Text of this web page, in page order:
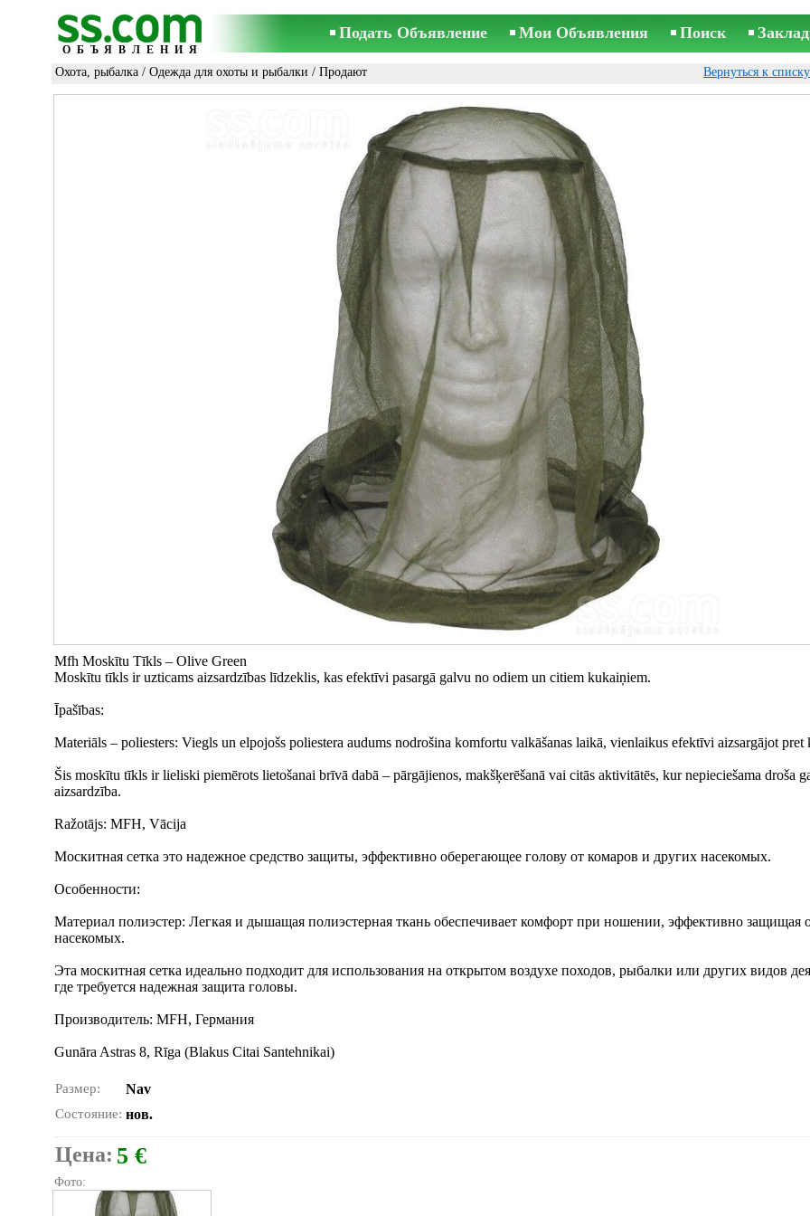
ОБЪЯВЛЕНИЯ
Подать Объявление Мои Объявления Поиск
Охота, рыбалка / Одежда для охоты и рыбалки / Продают Вернуться к
Mfh Moskītu Tīkls – Olive Green
Moskītu tīkls ir uzticams aizsardzības līdzeklis, kas efektīvi pasargā galvu no odiem un citiem kukaiņiem.
Īpašības:
Materiāls – poliesters: Viegls un elpojošs poliestera audums nodrošina komfortu valkāšanas laikā, vienlaikus efektīvi aizsargājot pret
Šis moskītu tīkls ir lieliski piemērots lietošanai brīvā dabā – pārgājienos, makšķerēšanā vai citās aktivitātēs, kur nepieciešama droša
aizsardzība.
Ražotājs: MFH, Vācija
Москитная сетка это надежное средство защиты, эффективно оберегающее голову от комаров и других насекомых.
Особенности:
Материал полиэстер: Легкая и дышащая полиэстерная ткань обеспечивает комфорт при ношении, эффективно защищая
насекомых.
Эта москитная сетка идеально подходит для использования на открытом воздухе походов, рыбалки или других видов
где требуется надежная защита головы.
Производитель: MFH, Германия
Gunāra Astras 8, Rīga (Blakus Citai Santehnikai)
Размер: Nav
Состояние: нов.
Цена: 5 €
Фото: